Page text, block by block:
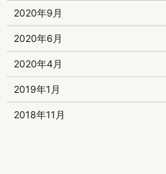
2020年9月
2020年6月
2020年4月
2019年1月
2018年11月